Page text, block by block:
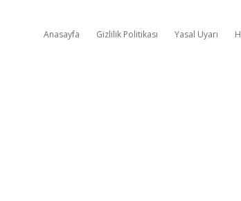
Anasayfa Gizlilik Politikası Yasal Uyarı